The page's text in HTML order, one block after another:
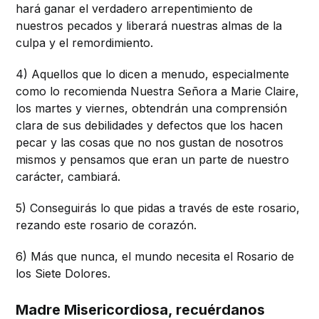
hará ganar el verdadero arrepentimiento de
nuestros pecados y liberará nuestras almas de la
culpa y el remordimiento.
4) Aquellos que lo dicen a menudo, especialmente
como lo recomienda Nuestra Señora a Marie Claire,
los martes y viernes, obtendrán una comprensión
clara de sus debilidades y defectos que los hacen
pecar y las cosas que no nos gustan de nosotros
mismos y pensamos que eran un parte de nuestro
carácter, cambiará.
5) Conseguirás lo que pidas a través de este rosario,
rezando este rosario de corazón.
6) Más que nunca, el mundo necesita el Rosario de
los Siete Dolores.
Madre Misericordiosa, recuérdanos